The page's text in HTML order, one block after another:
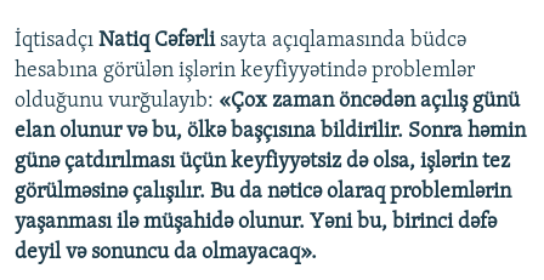
İqtisadçı Natiq Cəfərli sayta açıqlamasında büdcə
hesabına görülən işlərin keyfiyyətində problemlər
olduğunu vurğulayıb: «Çox zaman öncədən açılış günü
elan olunur və bu, ölkə başçısına bildirilir. Sonra həmin
günə çatdırılması üçün keyfiyyətsiz də olsa, işlərin tez
görülməsinə çalışılır. Bu da nəticə olaraq problemlərin
yaşanması ilə müşahidə olunur. Yəni bu, birinci dəfə
deyil və sonuncu da olmayacaq».